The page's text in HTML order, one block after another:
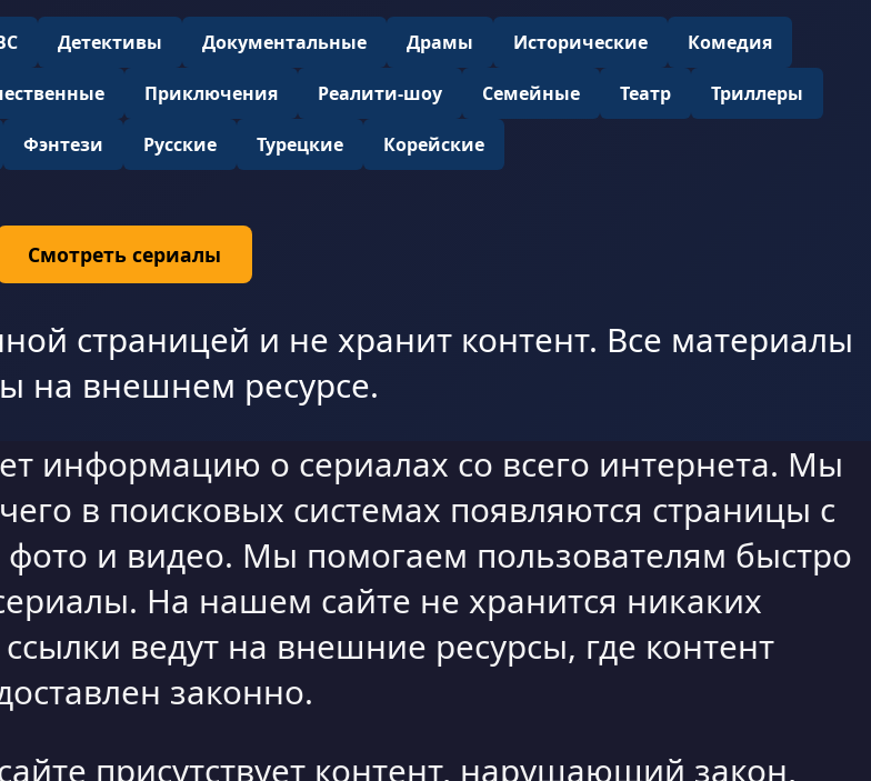
Детективы Документальные Драмы Исторические Комедия
Приключения Реалити-шоу Семейные Театр Триллеры
Фэнтези Русские Турецкие Корейские
Смотреть сериалы
страницей и не хранит контент. Все материалы
на внешнем ресурсе.
информацию о сериалах со всего интернета. Мы
в поисковых системах появляются страницы с
фото и видео. Мы помогаем пользователям быстро
На нашем сайте не хранится никаких
ведут на внешние ресурсы, где контент
законно.
присутствует контент, нарушающий закон,